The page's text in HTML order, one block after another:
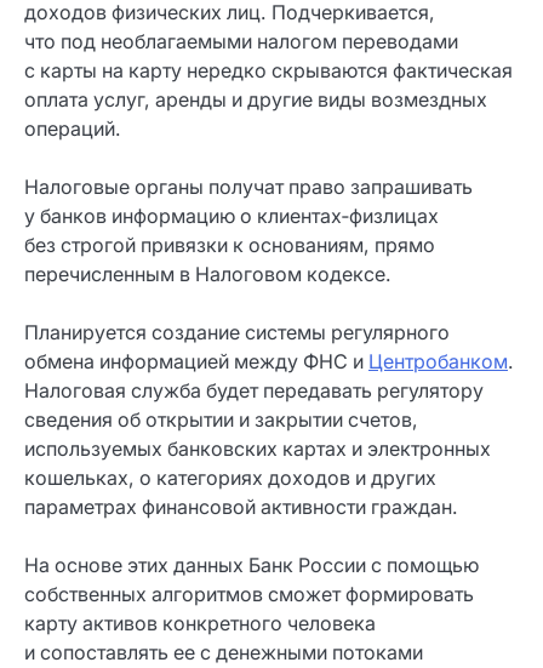
доходов физических лиц. Подчеркивается,
что под необлагаемыми налогом переводами
с карты на карту нередко скрываются фактическая
оплата услуг, аренды и другие виды возмездных
операций.
Налоговые органы получат право запрашивать
у банков информацию о клиентах‑физлицах
без строгой привязки к основаниям, прямо
перечисленным в Налоговом кодексе.
Планируется создание системы регулярного
обмена информацией между ФНС и Центробанком.
Налоговая служба будет передавать регулятору
сведения об открытии и закрытии счетов,
используемых банковских картах и электронных
кошельках, о категориях доходов и других
параметрах финансовой активности граждан.
На основе этих данных Банк России с помощью
собственных алгоритмов сможет формировать
карту активов конкретного человека
и сопоставлять ее с денежными потоками